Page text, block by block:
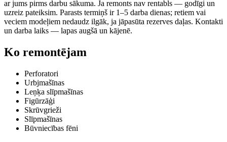
ar jums pirms darbu sākuma. Ja remonts nav rentabls — godīgi un
uzreiz pateiksim. Parasts termiņš ir 1–5 darba dienas; retiem vai
veciem modeļiem nedaudz ilgāk, ja jāpasūta rezerves daļas. Kontakti
un darba laiks — lapas augšā un kājenē.
Ko remontējam
Perforatori
Urbjmašīnas
Leņķa slīpmašīnas
Figūrzāģi
Skrūvgrieži
Slīpmašīnas
Būvniecības fēni